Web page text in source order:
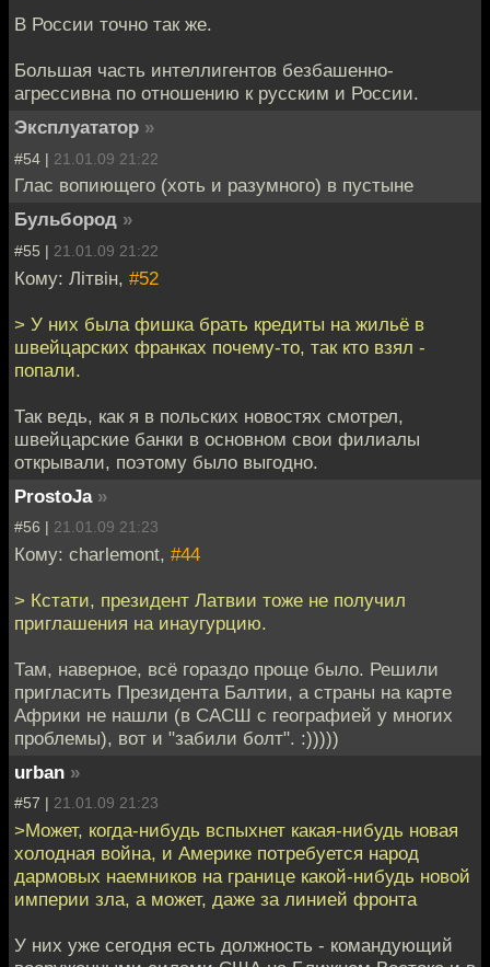
В России точно так же.
Большая часть интеллигентов безбашенно-
агрессивна по отношению к русским и России.
Эксплуататор »
#54 | 21.01.09 21:22
Глас вопиющего (хоть и разумного) в пустыне
Бульбород »
#55 | 21.01.09 21:22
Кому: Лiтвiн, #52
> У них была фишка брать кредиты на жильё в
швейцарских франках почему-то, так кто взял -
попали.
Так ведь, как я в польских новостях смотрел,
швейцарские банки в основном свои филиалы
открывали, поэтому было выгодно.
ProstoJa »
#56 | 21.01.09 21:23
Кому: charlemont, #44
> Кстати, президент Латвии тоже не получил
приглашения на инаугурцию.
Там, наверное, всё гораздо проще было. Решили
пригласить Президента Балтии, а страны на карте
Африки не нашли (в САСШ с географией у многих
проблемы), вот и "забили болт". :)))))
urban »
#57 | 21.01.09 21:23
>Может, когда-нибудь вспыхнет какая-нибудь новая
холодная война, и Америке потребуется народ
дармовых наемников на границе какой-нибудь новой
империи зла, а может, даже за линией фронта
У них уже сегодня есть должность - командующий